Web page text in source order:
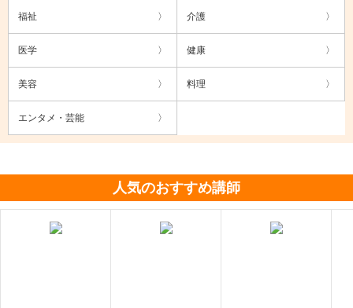
福祉 介護
医学 健康
美容 料理
エンタメ・芸能
人気のおすすめ講師